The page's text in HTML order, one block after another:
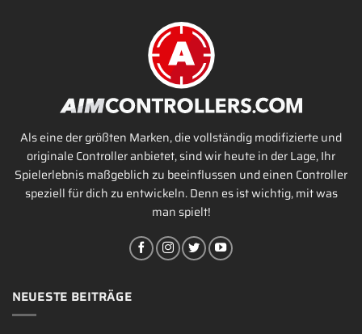
Als eine der größten Marken, die vollständig modifizierte und
originale Controller anbietet, sind wir heute in der Lage, Ihr
Spielerlebnis maßgeblich zu beeinflussen und einen Controller
speziell für dich zu entwickeln. Denn es ist wichtig, mit was
man spielt!
NEUESTE BEITRÄGE